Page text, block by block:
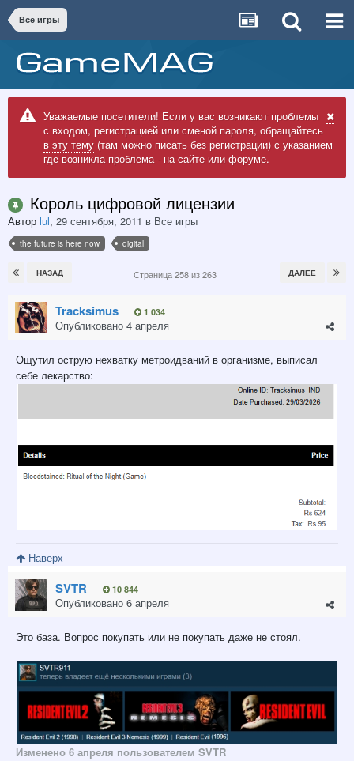
Все игры
Уважаемые посетители! Если у вас возникают проблемы
с входом, регистрацией или сменой пароля, обращайтесь
в эту тему (там можно писать без регистрации) с указанием
где возникла проблема - на сайте или форуме.
Король цифровой лицензии
Автор lul, 29 сентября, 2011 в Все игры
the future is here now digital
НАЗАД ДАЛЕЕ
Страница 258 из 263
Tracksimus 1 034
Опубликовано 4 апреля
Ощутил острую нехватку метроидваний в организме, выписал
себе лекарство:
Наверх
SVTR 10 844
Опубликовано 6 апреля
Это база. Вопрос покупать или не покупать даже не стоял.
Изменено 6 апреля пользователем SVTR